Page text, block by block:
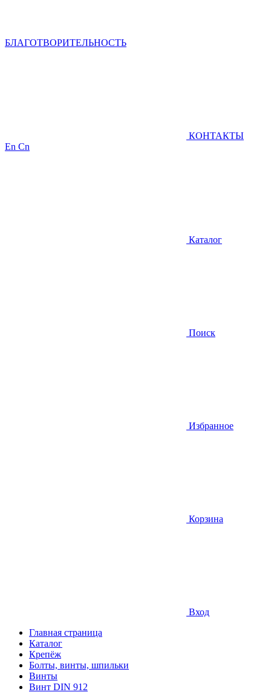
БЛАГОТВОРИТЕЛЬНОСТЬ
КОНТАКТЫ
En Cn
Каталог
Поиск
Избранное
Корзина
Вход
Главная страница
Каталог
Крепёж
Болты, винты, шпильки
Винты
Винт DIN 912